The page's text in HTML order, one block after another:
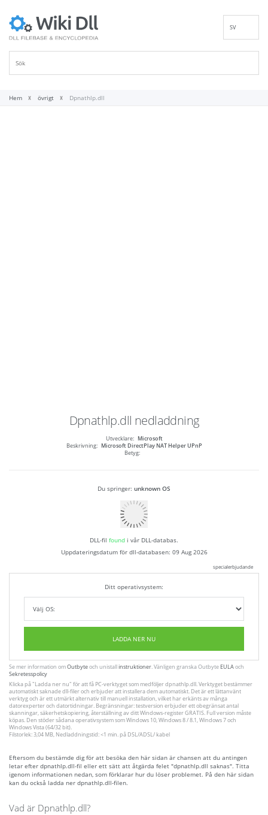
SV
Hem övrigt Dpnathlp.dll
Dpnathlp.dll nedladdning
Utvecklare: Microsoft
Beskrivning: Microsoft DirectPlay NAT Helper UPnP
Betyg:
Du springer: unknown OS
DLL-fil found i vår DLL-databas.
Uppdateringsdatum för dll-databasen: 09 Aug 2026
specialerbjudande
Ditt operativsystem:
LADDA NER NU
Se mer information omOutbyteoch unistallinstruktioner. Vänligen granska Outbyte EULAoch
Sekretesspolicy
Klicka på"Ladda ner nu" för att få PC-verktyget som medföljer dpnathlp.dll. Verktyget bestämmer
automatiskt saknade dll-filer och erbjuder att installera dem automatiskt. Det är ett lättanvänt
verktyg och är ett utmärkt alternativ till manuell installation, vilket har erkänts av många
datorexperter och datortidningar. Begränsningar: testversion erbjuder ett obegränsat antal
skanningar, säkerhetskopiering, återställning av ditt Windows-register GRATIS. Full version måste
köpas. Den stöder sådana operativsystem som Windows 10, Windows 8 / 8.1, Windows 7 och
Windows Vista (64/32 bit).
Filstorlek: 3,04 MB, Nedladdningstid: <1 min. på DSL/ADSL/ kabel
Eftersom du bestämde dig för att besöka den här sidan är chansen att du antingen
letar efter dpnathlp.dll-fil eller ett sätt att åtgärda felet "dpnathlp.dll saknas". Titta
igenom informationen nedan, som förklarar hur du löser problemet. På den här sidan
kan du också ladda ner dpnathlp.dll-filen.
Vad är Dpnathlp.dll?